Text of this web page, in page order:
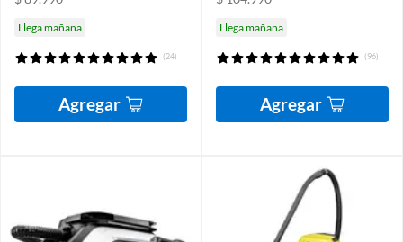
Llega mañana
(24)
Agregar
Llega mañana
(96)
Agregar